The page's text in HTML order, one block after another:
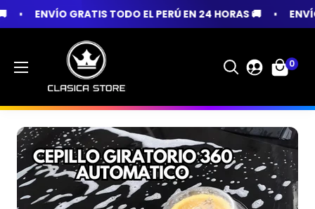
EN 24 HORAS 🚚 ENVÍO GRATIS TODO EL PERÚ EN 24
0